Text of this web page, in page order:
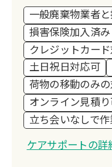
金 として寄付
す。
お客様の想いが
来を支える力と
そんな「つなが
が、私たちの
私たちが目指
きに一番に思
在」。
一般廃棄物業者
損害保険加入済み
クレジットカー
土日祝日対応可
荷物の移動のみ
オンライン見積
立ち会いなしで
ケアサポートの